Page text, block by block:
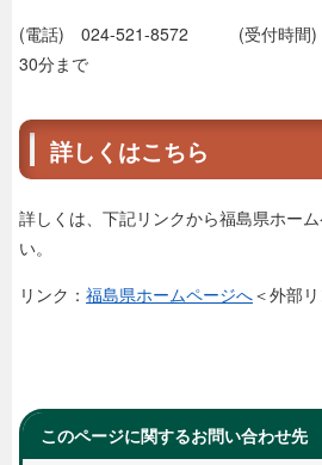
(電話) 024-521-8572 (受付時間)
30分まで
詳しくはこちら
詳しくは、下記リンクから福島県ホー
い。
リンク： 福島県ホームページへ＜外部
このページに関するお問い合わせ先